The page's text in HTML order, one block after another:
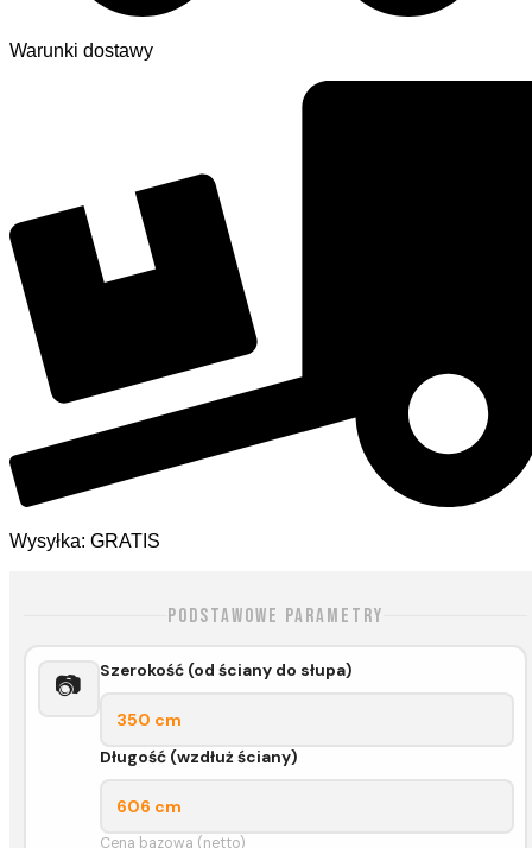
Warunki dostawy
Wysyłka: GRATIS
Podstawowe parametry
📷 Szerokość (od ściany do słupa)
350 cm
Długość (wzdłuż ściany)
606 cm
Cena bazowa (netto)